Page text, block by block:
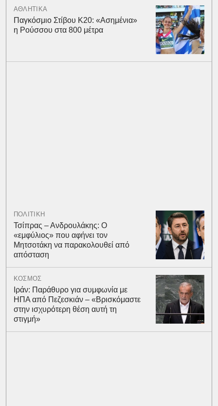
ΑΘΛΗΤΙΚΑ
Παγκόσμιο Στίβου Κ20: «Ασημένια»
η Ρούσσου στα 800 μέτρα
ΠΟΛΙΤΙΚΗ
Τσίπρας – Ανδρουλάκης: Ο
«εμφύλιος» που αφήνει τον
Μητσοτάκη να παρακολουθεί από
απόσταση
ΚΟΣΜΟΣ
Ιράν: Παράθυρο για συμφωνία με
ΗΠΑ από Πεζεσκιάν – «Βρισκόμαστε
στην ισχυρότερη θέση αυτή τη
στιγμή»